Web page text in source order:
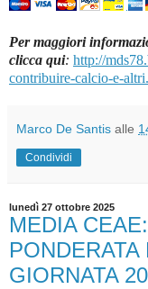
Per maggiori
clicca qui: http://
contribuire-calcio-e-
Marco De Santis alle
Condividi
lunedì 27 ottobre 2025
MEDIA
PONDERATA
GIORNATA